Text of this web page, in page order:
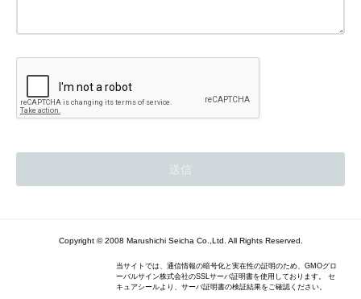
Copyright © 2008 Marushichi Seicha Co.,Ltd. All Rights Reserved.
当サイトでは、通信情報の暗号化と実在性の証明のため、GMOグロ
ーバルサイン株式会社のSSLサーバ証明書を使用しております。 セ
キュアシールより、サーバ証明書の検証結果をご確認ください。